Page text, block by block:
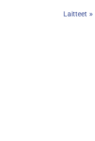
Laitteet »